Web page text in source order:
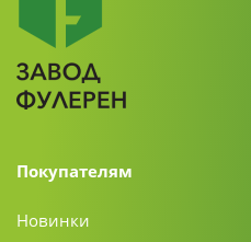
Покупателям
Новинки